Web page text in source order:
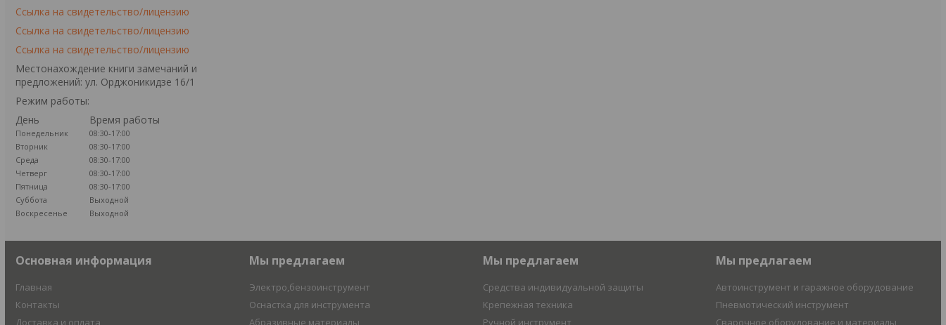
Ссылка на свидетельство/лицензию
Ссылка на свидетельство/лицензию
Ссылка на свидетельство/лицензию
Местонахождение книги замечаний и
предложений: ул. Орджоникидзе 16/1
Режим работы:
День
Время работы
Понедельник
08:30-17:00
Вторник
08:30-17:00
Среда
08:30-17:00
Четверг
08:30-17:00
Пятница
08:30-17:00
Суббота
Выходной
Воскресенье
Выходной
Основная информация
Главная
Контакты
Доставка и оплата
Мы предлагаем
Электро,бензоинструмент
Оснастка для инструмента
Абразивные материалы
Мы предлагаем
Средства индивидуальной защиты
Крепежная техника
Ручной инструмент
Мы предлагаем
Автоинструмент и гаражное оборудование
Пневмотический инструмент
Сварочное оборудование и материалы